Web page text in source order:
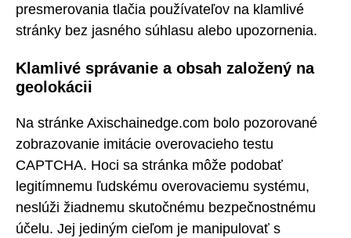
presmerovania tlačia používateľov na klamlivé
stránky bez jasného súhlasu alebo upozornenia.
Klamlivé správanie a obsah založený na
geolokácii
Na stránke Axischainedge.com bolo pozorované
zobrazovanie imitácie overovacieho testu
CAPTCHA. Hoci sa stránka môže podobať
legitímnemu ľudskému overovaciemu systému,
neslúži žiadnemu skutočnému bezpečnostnému
účelu. Jej jediným cieľom je manipulovať s